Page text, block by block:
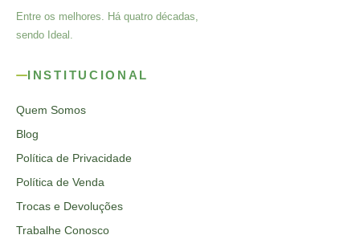
Entre os melhores. Há quatro décadas,
sendo Ideal.
INSTITUCIONAL
Quem Somos
Blog
Política de Privacidade
Política de Venda
Trocas e Devoluções
Trabalhe Conosco